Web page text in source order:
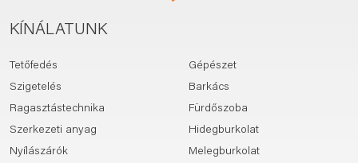
KÍNÁLATUNK
Tetőfedés
Szigetelés
Ragasztástechnika
Szerkezeti anyag
Nyílászárók
Gépészet
Barkács
Fürdőszoba
Hidegburkolat
Melegburkolat